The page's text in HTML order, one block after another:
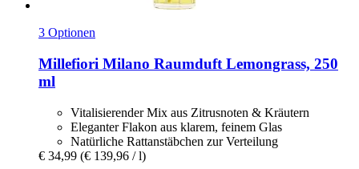
3 Optionen
Millefiori Milano Raumduft Lemongrass, 250
ml
Vitalisierender Mix aus Zitrusnoten & Kräutern
Eleganter Flakon aus klarem, feinem Glas
Natürliche Rattanstäbchen zur Verteilung
€ 34,99 (€ 139,96 / l)